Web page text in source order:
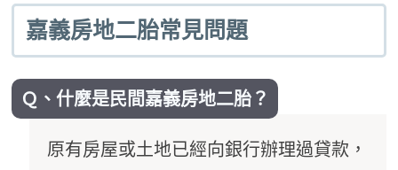
嘉義房地二胎常見問題
Ｑ、什麼是民間嘉義房地二胎？
原有房屋或土地已經向銀行辦理過貸款，